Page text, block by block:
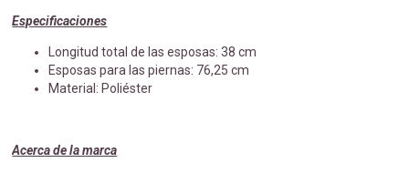
Especificaciones
Longitud total de las esposas: 38 cm
Esposas para las piernas: 76,25 cm
Material: Poliéster
Acerca de la marca